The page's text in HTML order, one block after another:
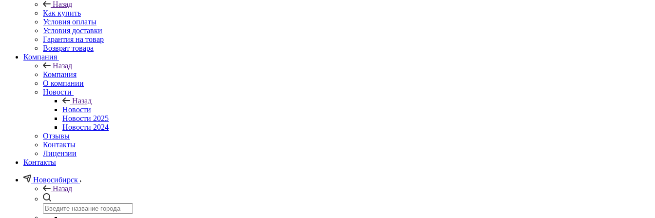
Назад
Как купить
Условия оплаты
Условия доставки
Гарантия на товар
Возврат товара
Компания
Назад
Компания
О компании
Новости
Назад
Новости
Новости 2025
Новости 2024
Отзывы
Контакты
Лицензии
Контакты
Новосибирск
Назад